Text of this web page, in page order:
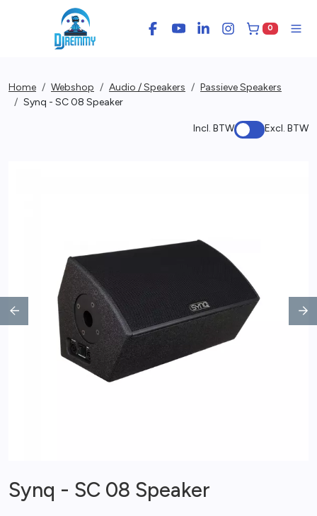
Facebook
YouTubeLinkedInInstagram
0
Home Webshop Audio / Speakers
Passieve Speakers
Synq - SC 08 Speaker
Incl. BTW Excl. BTW
Previous
Synq - SC 08 Speaker